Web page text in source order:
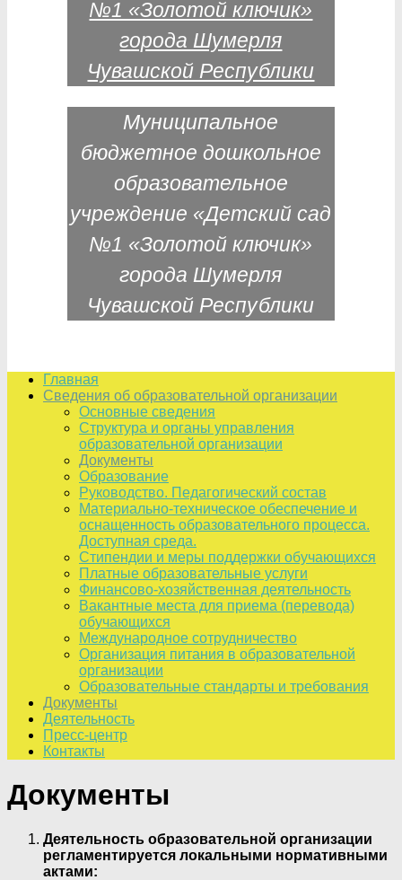
Муниципальное
бюджетное дошкольное
образовательное
учреждение «Детский сад
№1 «Золотой ключик»
города Шумерля
Чувашской Республики
Главная
Сведения об образовательной организации
Основные сведения
Структура и органы управления
образовательной организации
Документы
Образование
Руководство. Педагогический состав
Материально-техническое обеспечение и
оснащенность образовательного процесса.
Доступная среда.
Стипендии и меры поддержки обучающихся
Платные образовательные услуги
Финансово-хозяйственная деятельность
Вакантные места для приема (перевода)
обучающихся
Международное сотрудничество
Организация питания в образовательной
организации
Образовательные стандарты и требования
Документы
Деятельность
Пресс-центр
Контакты
Документы
Деятельность образовательной организации
регламентируется локальными нормативными
актами: